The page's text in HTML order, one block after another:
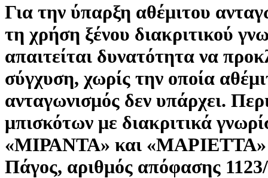
Για την ύπαρξη αθέμιτου
τη χρήση ξένου διακριτικού
απαιτείται δυνατότητα να
σύγχυση, χωρίς την οποία
ανταγωνισμός δεν υπάρχει.
μπισκότων με διακριτικά
«ΜΙΡΑΝΤΑ» και «ΜΑΡΙΕΤΤΑ»
Πάγος, αριθμός απόφασης